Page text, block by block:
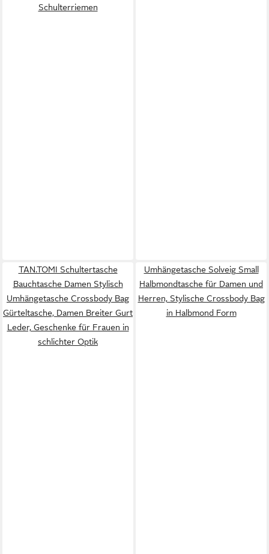
Schulterriemen
TAN.TOMI Schultertasche
Bauchtasche Damen Stylisch
Umhängetasche Crossbody Bag
Gürteltasche, Damen Breiter Gurt
Leder, ​Geschenke für Frauen in
schlichter Optik
Umhängetasche Solveig Small
Halbmondtasche für Damen und
Herren, Stylische Crossbody Bag
in Halbmond Form